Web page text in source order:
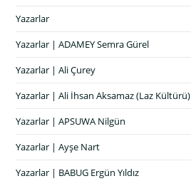
Yazarlar
Yazarlar | ADAMEY Semra Gürel
Yazarlar | Ali Çurey
Yazarlar | Ali İhsan Aksamaz (Laz Kültürü)
Yazarlar | APSUWA Nilgün
Yazarlar | Ayşe Nart
Yazarlar | BABUG Ergün Yıldız